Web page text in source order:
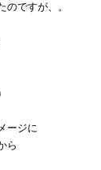
のですが、。
ージに
ら